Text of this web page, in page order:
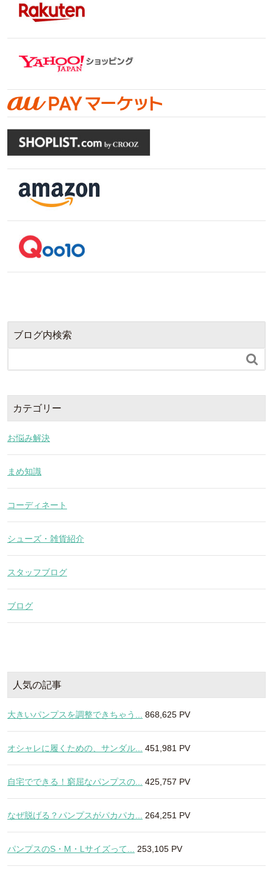
ブログ内検索

カテゴリー
お悩み解決
まめ知識
コーディネート
シューズ・雑貨紹介
スタッフブログ
ブログ
人気の記事
大きいパンプスを調整できちゃう... 868,625 PV
オシャレに履くための、サンダル... 451,981 PV
自宅でできる！窮屈なパンプスの... 425,757 PV
なぜ脱げる？パンプスがパカパカ... 264,251 PV
パンプスのS・M・Lサイズって... 253,105 PV